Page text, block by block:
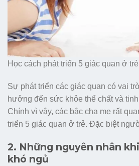
Học cách phát triển 5 giác quan ở
Sự phát triển các giác quan có vai
hưởng đến sức khỏe thể chất và
Chính vì vậy, các bậc cha mẹ rất
triển 5 giác quan ở trẻ. Đặc biệt
2. Những nguyên nhân
khó ngủ